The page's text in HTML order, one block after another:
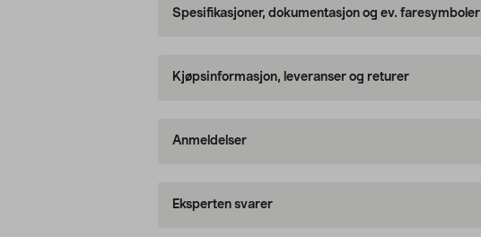
Spesifikasjoner, dokumentasjon og ev. faresymboler
Kjøpsinformasjon, leveranser og returer
Anmeldelser
Eksperten svarer